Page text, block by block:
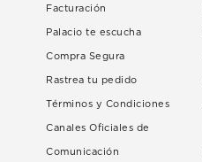
Facturación
Palacio te escucha
Compra Segura
Rastrea tu pedido
Términos y Condiciones
Canales Oficiales de
Comunicación